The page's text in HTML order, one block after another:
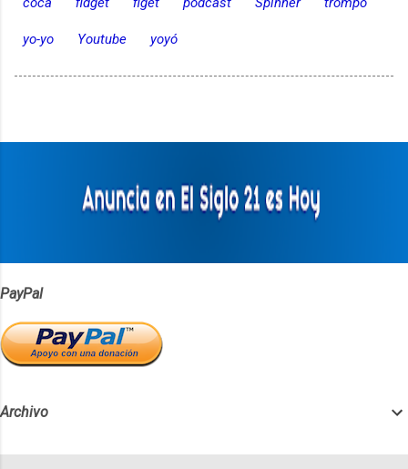
yo-yo Youtube yoyó
PayPal
Archivo